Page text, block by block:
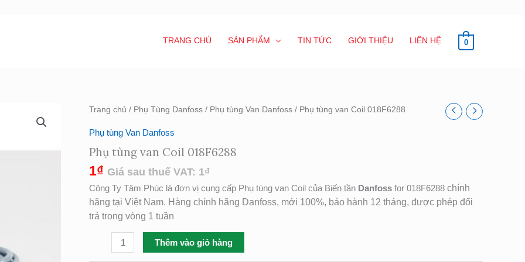
TRANG CHỦ SẢN PHẨM TIN TỨC GIỚI THIỆU LIÊN HỆ 0
Trang chủ / Phụ Tùng Danfoss / Phụ tùng Van Danfoss / Phụ tùng van Coil 018F6288
Phụ tùng Van Danfoss
Phụ tùng van Coil 018F6288
1₫ Giá sau thuế VAT: 1₫
Công Ty Tâm Phúc là đơn vị cung cấp Phụ tùng van Coil của Biến tần Danfoss for 018F6288 chính
hãng tại Việt Nam. Hàng chính hãng Danfoss, mới 100%, bảo hành 12 tháng, được phép đổi
trả trong vòng 1 tuần
Phụ
van
Coil
018F6288
lượng
Thêm vào giỏ hàng